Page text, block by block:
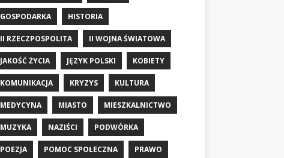
GOSPODARKA HISTORIA
II RZECZPOSPOLITA II WOJNA ŚWIATOWA
JAKOŚĆ ŻYCIA JĘZYK POLSKI KOBIETY
KOMUNIKACJA KRYZYS KULTURA
MEDYCYNA MIASTO MIESZKALNICTWO
MUZYKA NAZIŚCI PODWÓRKA
POEZJA POMOC SPOŁECZNA PRAWO